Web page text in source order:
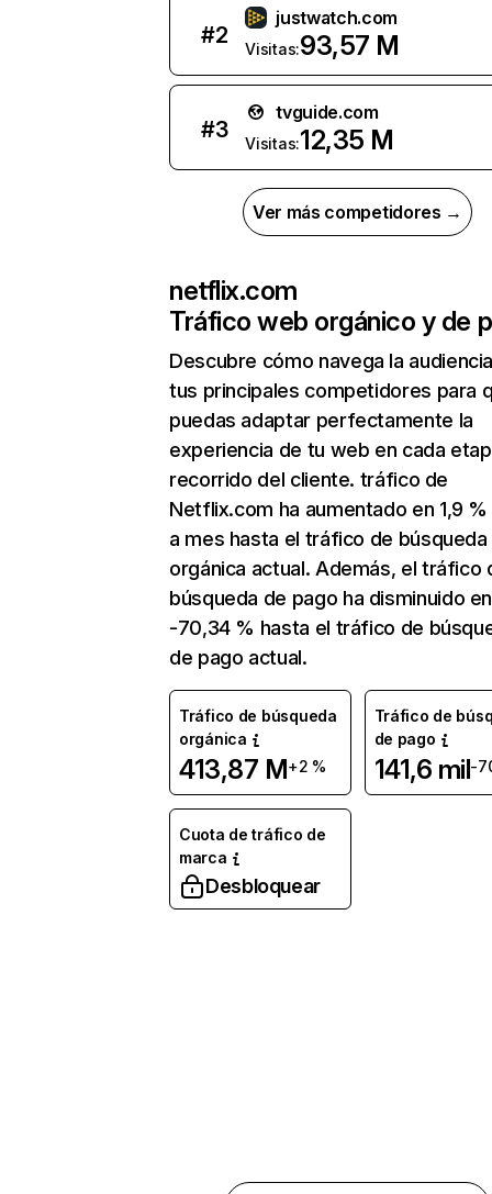
#2
justwatch.com
Visitas:93,57 M
#3
tvguide.com
Visitas:12,35 M
Ver más competidores →
netflix.com
Tráfico web orgánico y de
Descubre cómo navega la
tus principales competidores para
puedas adaptar perfectamente la
experiencia de tu web en cada
recorrido del cliente. tráfico de
Netflix.com ha aumentado en 1,9
a mes hasta el tráfico de búsqueda
orgánica actual. Además, el tráfico
búsqueda de pago ha disminuido en
-70,34 % hasta el tráfico de
de pago actual.
Tráfico de búsqueda
orgánica
413,87 M+2 %
Tráfico de
de pago
141,6 mil-
Cuota de tráfico de
marca
Desbloquear